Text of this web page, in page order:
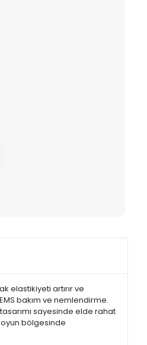
elastikiyeti artırır ve
bakım ve nemlendirme.
sayesinde elde rahat
bölgesinde